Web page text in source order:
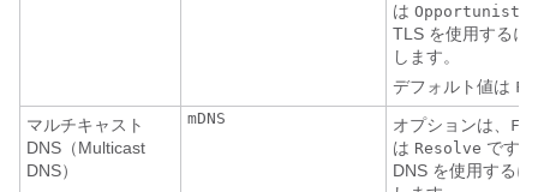
は Opportunistic
TLS を使用するに
します。
デフォルト値は
マルチキャスト
DNS（Multicast
DNS）
mDNS オプションは、
は Resolve です
DNS を使用するに